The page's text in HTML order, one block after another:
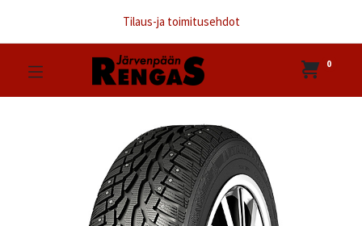
Tilaus-ja toimitusehdot
0